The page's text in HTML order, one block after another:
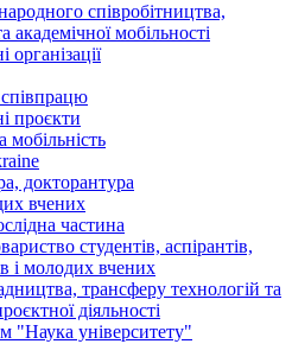
співробітництва,
академічної мобільності
проєкти
мобільність
докторантура
вчених
частина
студентів, аспірантів,
і молодих вчених
трансферу технологій та
діяльності
"Наука університету"